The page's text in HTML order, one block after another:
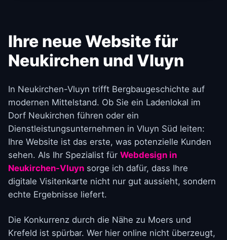
Ihre neue Website für
Neukirchen und Vluyn
In Neukirchen-Vluyn trifft Bergbaugeschichte auf
modernen Mittelstand. Ob Sie ein Ladenlokal im
Dorf Neukirchen führen oder ein
Dienstleistungsunternehmen in Vluyn Süd leiten:
Ihre Website ist das erste, was potenzielle Kunden
sehen. Als Ihr Spezialist für Webdesign in
Neukirchen-Vluyn sorge ich dafür, dass Ihre
digitale Visitenkarte nicht nur gut aussieht, sondern
echte Ergebnisse liefert.
Die Konkurrenz durch die Nähe zu Moers und
Krefeld ist spürbar. Wer hier online nicht überzeugt,